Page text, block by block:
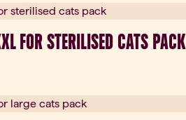
FOR STERILISED CATS PACK